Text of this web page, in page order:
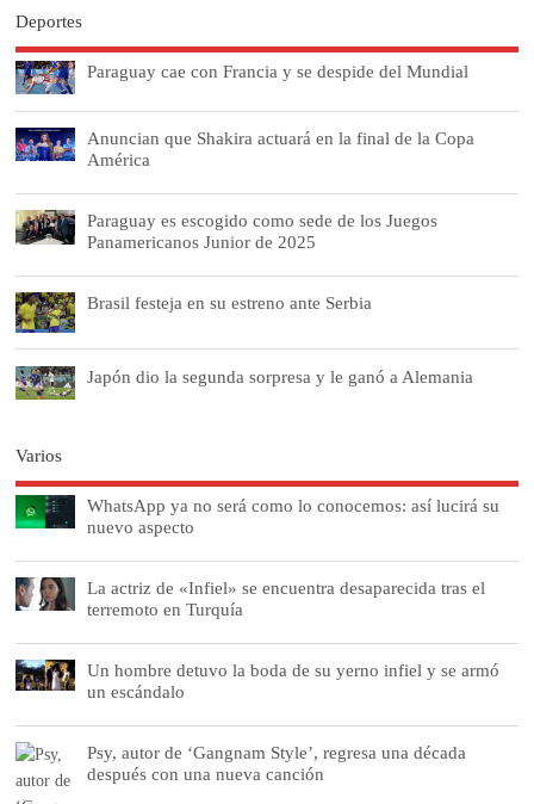
Deportes
Paraguay cae con Francia y se despide del Mundial
Anuncian que Shakira actuará en la final de la Copa
América
Paraguay es escogido como sede de los Juegos
Panamericanos Junior de 2025
Brasil festeja en su estreno ante Serbia
Japón dio la segunda sorpresa y le ganó a Alemania
Varios
WhatsApp ya no será como lo conocemos: así lucirá su
nuevo aspecto
La actriz de «Infiel» se encuentra desaparecida tras el
terremoto en Turquía
Un hombre detuvo la boda de su yerno infiel y se armó
un escándalo
Psy, autor de ‘Gangnam Style’, regresa una década
después con una nueva canción